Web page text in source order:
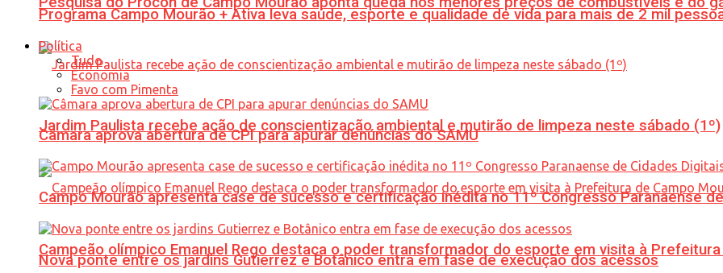
Jardim Paulista recebe ação de conscientização ambiental e mutirão de limpeza neste sábado (1º)
Campeão olímpico Emanuel Rego destaca o poder transformador do esporte em visita à
Programa Campo Mourão + Ativa leva saúde, esporte e qualidade de vida para mais de 2 mil
Política
Tudo
Economia
Favo com Pimenta
Câmara aprova abertura de CPI para apurar denúncias do SAMU
Campo Mourão apresenta case de sucesso e certificação inédita no 11º Congresso Paranaense
Nova ponte entre os jardins Gutierrez e Botânico entra em fase de execução dos acessos